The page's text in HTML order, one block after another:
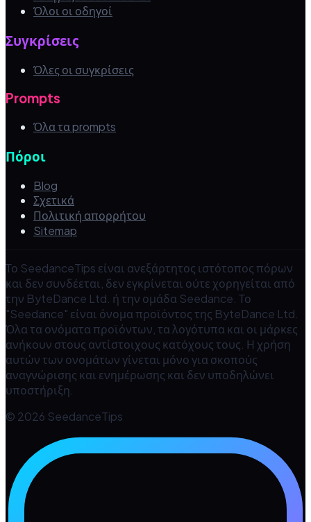
Όλοι οι οδηγοί
Συγκρίσεις
Όλες οι συγκρίσεις
Prompts
Όλα τα prompts
Πόροι
Blog
Σχετικά
Πολιτική απορρήτου
Sitemap
Το SeedanceTips είναι ανεξάρτητος ιστότοπος πόρων
και δεν συνδέεται, δεν εγκρίνεται ούτε χορηγείται από
την ByteDance Ltd. ή την ομάδα Seedance. Το
"Seedance" είναι όνομα προϊόντος της ByteDance Ltd.
Όλα τα ονόματα προϊόντων, τα λογότυπα και οι μάρκες
ανήκουν στους αντίστοιχους κατόχους τους. Η χρήση
αυτών των ονομάτων γίνεται μόνο για σκοπούς
αναγνώρισης και ενημέρωσης και δεν υποδηλώνει
υποστήριξη.
© 2026 SeedanceTips